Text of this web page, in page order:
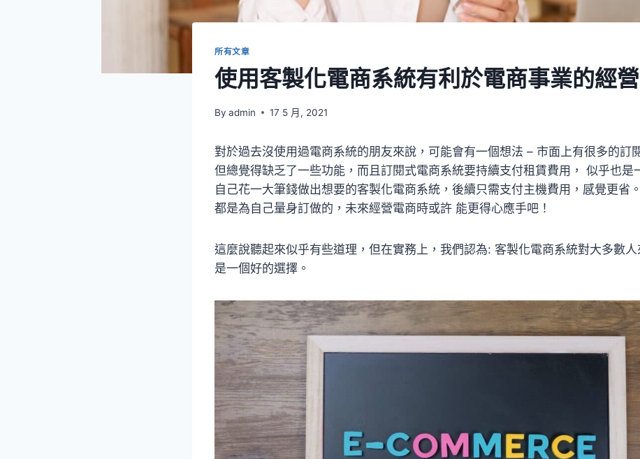
所有文章
使用客製化電商系統有利於電商事業的經
By admin 17 5 月, 2021
對於過去沒使用過電商系統的朋友來說，可能會有一個想法 – 市面上有很多的訂
但總覺得缺乏了一些功能，而且訂閱式電商系統要持續支付租賃費用， 似乎也是
自己花一大筆錢做出想要的客製化電商系統，後續只需支付主機費用，感覺更省
都是為自己量身訂做的，未來經營電商時或許 能更得心應手吧！
這麼說聽起來似乎有些道理，但在實務上，我們認為: 客製化電商系統對大多數
是一個好的選擇。